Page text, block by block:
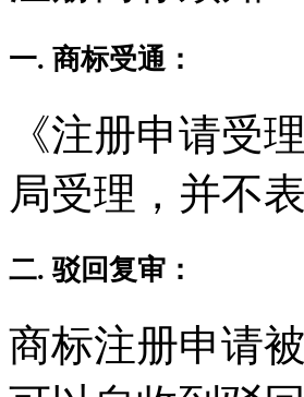
一. 商标受通：
《注册申请受
局受理，并不
二. 驳回复审：
商标注册申请